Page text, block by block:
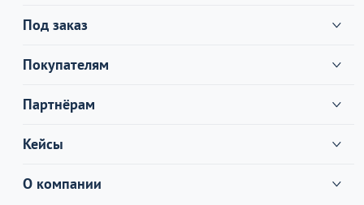
Под заказ
Покупателям
Партнёрам
Кейсы
О компании